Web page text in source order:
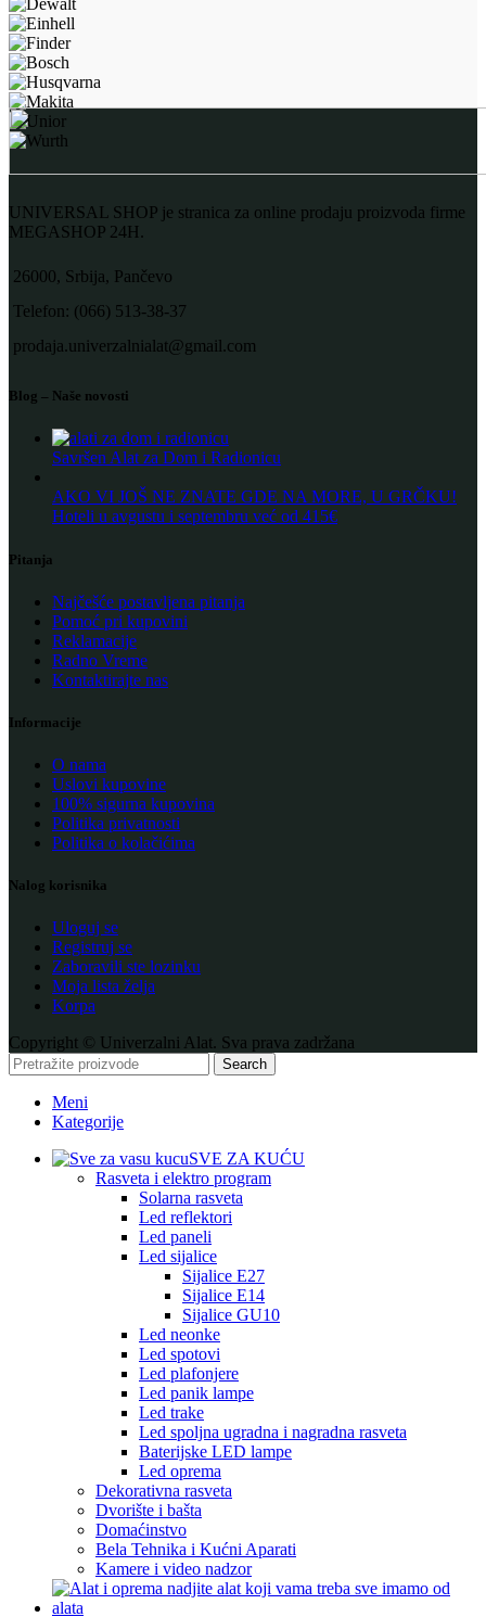
UNIVERSAL SHOP je stranica za online prodaju proizvoda firme
MEGASHOP 24H.
26000, Srbija, Pančevo
Telefon: (066) 513-38-37
prodaja.univerzalnialat@gmail.com
Blog – Naše novosti
Savršen Alat za Dom i Radionicu
AKO VI JOŠ NE ZNATE GDE NA MORE, U GRČKU!
Hoteli u avgustu i septembru već od 415€
Pitanja
Najčešće postavljena pitanja
Pomoć pri kupovini
Reklamacije
Radno Vreme
Kontaktirajte nas
Informacije
O nama
Uslovi kupovine
100% sigurna kupovina
Politika privatnosti
Politika o kolačićima
Nalog korisnika
Uloguj se
Registruj se
Zaboravili ste lozinku
Moja lista želja
Korpa
Copyright © Univerzalni Alat. Sva prava zadržana
Search
Meni
Kategorije
SVE ZA KUĆU
Rasveta i elektro program
Solarna rasveta
Led reflektori
Led paneli
Led sijalice
Sijalice E27
Sijalice E14
Sijalice GU10
Led neonke
Led spotovi
Led plafonjere
Led panik lampe
Led trake
Led spoljna ugradna i nagradna rasveta
Baterijske LED lampe
Led oprema
Dekorativna rasveta
Dvorište i bašta
Domaćinstvo
Bela Tehnika i Kućni Aparati
Kamere i video nadzor